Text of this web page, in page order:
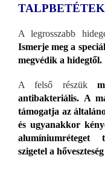
A legrosszabb
Ismerje meg a
megvédik a hidegtől.
A felső részük
antibakteriális. A
támogatja az
és ugyanakkor
alumíniumréteget
szigetel a